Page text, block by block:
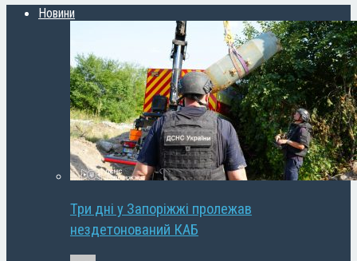
Новини
Три дні у Запоріжжі пролежав
нездетонований КАБ